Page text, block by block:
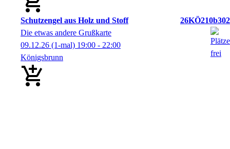
Schutzengel aus Holz und Stoff
26KÖ210b302
Die etwas andere Grußkarte
09.12.26 (1-mal) 19:00 - 22:00
Königsbrunn